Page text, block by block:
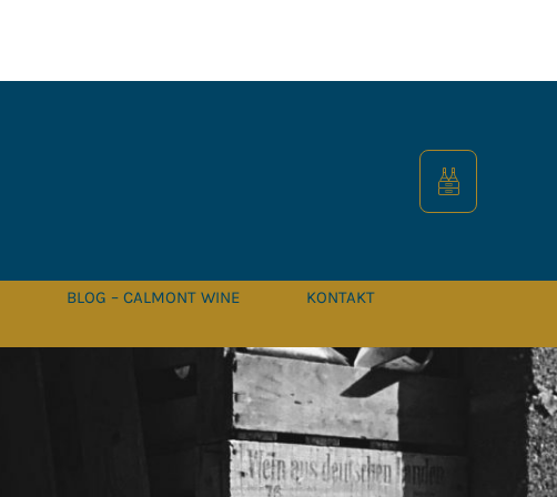
BLOG – CALMONT WINE
KONTAKT